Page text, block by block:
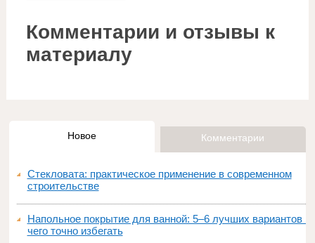
Комментарии и отзывы к
материалу
Новое Комментарии
Стекловата: практическое применение в современном
строительстве
Напольное покрытие для ванной: 5–6 лучших вариантов и
чего точно избегать